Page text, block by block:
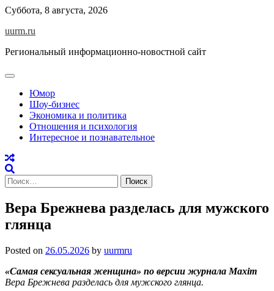
Skip
content
Суббота, 8 августа, 2026
uurm.ru
Региональный информационно-новостной сайт
Юмор
Шоу-бизнес
Экономика и политика
Отношения и психология
Интересное и познавательное
Найти:
Вера Брежнева разделась для мужского
глянца
Posted on 26.05.2026 by uurmru
«Самая сексуальная женщина» по версии журнала Maxim
Вера Брежнева разделась для мужского глянца.